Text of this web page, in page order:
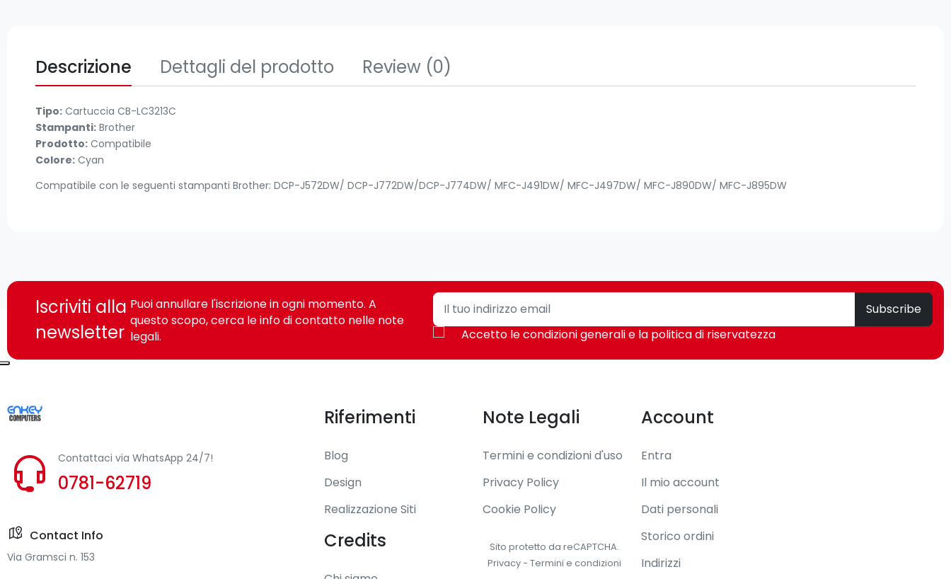
Descrizione Dettagli del prodotto Review (0)
Tipo: Cartuccia CB-LC3213C
Stampanti: Brother
Prodotto: Compatibile
Colore: Cyan
Compatibile con le seguenti stampanti Brother: DCP-J572DW/ DCP-J772DW/DCP-J774DW/ MFC-J491DW/ MFC-J497DW/ MFC-J890DW/ MFC-J895DW
Iscriviti alla
newsletter
Puoi annullare l'iscrizione in ogni momento. A
questo scopo, cerca le info di contatto nelle note
legali.
Subscribe
Accetto le condizioni generali e la politica di riservatezza
Contattaci via WhatsApp 24/7!
0781-62719
Contact Info
Via Gramsci n. 153
Riferimenti
Blog
Design
Realizzazione Siti
Credits
Note Legali
Termini e condizioni d'uso
Privacy Policy
Cookie Policy
Sito protetto da reCAPTCHA.
Privacy-Termini e condizioni
Account
Entra
Il mio account
Dati personali
Storico ordini
Indirizzi